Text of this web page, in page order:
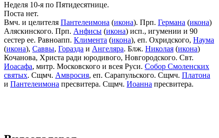
Неделя 10-я по Пятидесятнице.
Поста нет.
Вмч. и целителя Пантелеимона (икона). Прп. Германа (икона)
Аляскинского. Прп. Анфисы (икона) исп., игумении и 90
сестер ее. Равноапп. Климента (икона), еп. Охридского, Наума
(икона), Саввы, Горазда и Ангеляра. Блж. Николая (икона)
Кочанова, Христа ради юродивого, Новгородского. Свт.
Иоасафа, митр. Московского и всея Руси. Собор Смоленских
святых. Сщмч. Амвросия, еп. Сарапульского. Сщмч. Платона
и Пантелеимона пресвитера. Сщмч. Иоанна пресвитера.